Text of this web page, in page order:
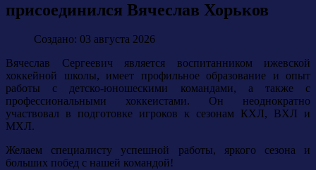
присоединился Вячеслав Хорьков
Создано: 03 августа 2026
Вячеслав Сергеевич является воспитанником ижевской
хоккейной школы, имеет профильное образование и опыт
работы с детско-юношескими командами, а также с
профессиональными хоккеистами. Он неоднократно
участвовал в подготовке игроков к сезонам КХЛ, ВХЛ и
МХЛ.
Желаем специалисту успешной работы, яркого сезона и
больших побед с нашей командой!